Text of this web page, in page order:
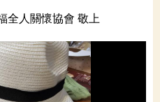
全人關懷協會 敬上